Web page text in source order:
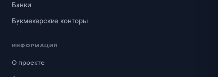
Банки
Букмекерские конторы
ИНФОРМАЦИЯ
О проекте